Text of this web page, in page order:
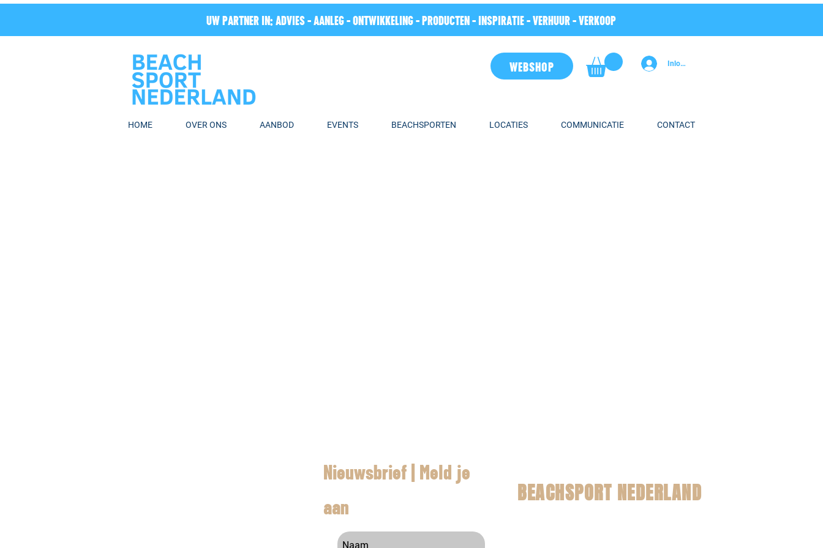
UW PARTNER IN: ADVIES - AANLEG - ONTWIKKELING - PRODUCTEN - INSPIRATIE - VERHUUR - VERKOOP
WEBSHOP Inloggen
HOME OVER ONS AANBOD EVENTS BEACHSPORTEN LOCATIES COMMUNICATIE CONTACT
Nieuwsbrief | Meld je
aan
BEACHSPORT NEDERLAND